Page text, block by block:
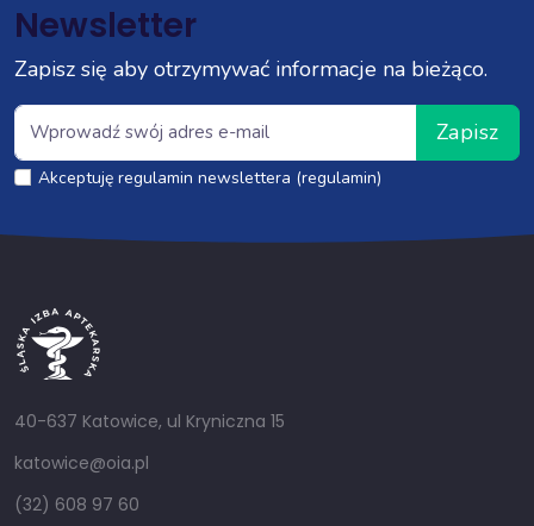
Newsletter
Zapisz się aby otrzymywać informacje na bieżąco.
Zapisz
Akceptuję regulamin newslettera (regulamin)
40-637 Katowice, ul Kryniczna 15
katowice@oia.pl
(32) 608 97 60